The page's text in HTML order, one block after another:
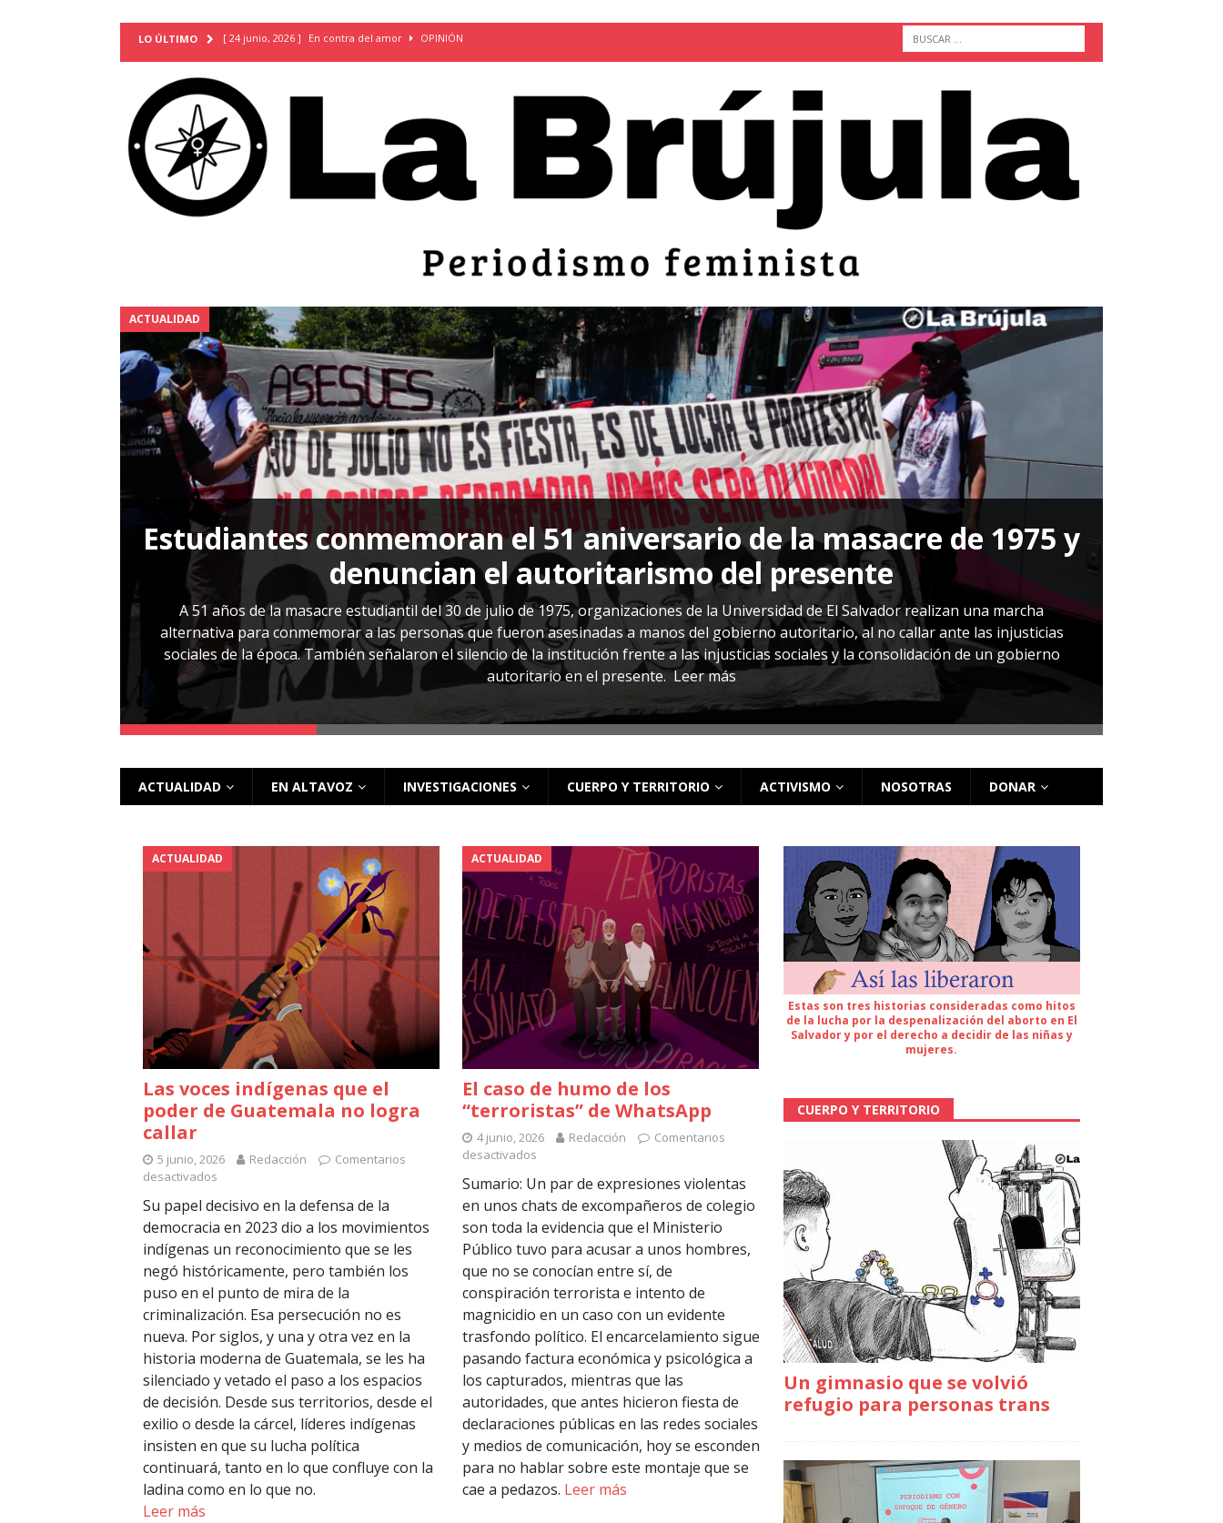
LO ÚLTIMO [ 24 junio, 2026 ] En contra del amor OPINIÓN
TERRITORIO
[ 21 febrero, 2026 ] Cuando la prevención de embarazos en niñas y adolescentes desaparece del territorio
INVESTIGACIONES
[ 31 julio, 2026 ] Estudiantes conmemoran el 51 aniversario de la masacre de 1975 y denuncian el
Piden mantener la libertad provisional de Sandra Leticia Hernández: víctima del régimen de
[ 28 julio, 2026 ] ARENA y FMLN apuestan por mujeres en sus fórmulas presidenciales para 2027
ACTUALIDAD
[ 24 julio, 2026 ] A María Hildaura le falló el Estado OPINIÓN
[ 28 julio, 2026 ] Más allá de los casos: cómo entender el VIH en El Salvador ACTUALIDAD
ACTUALIDAD
Estudiantes conmemoran el 51 aniversario de la masacre de 1975 y
denuncian el autoritarismo del presente
A 51 años de la masacre estudiantil del 30 de julio de 1975, organizaciones de la Universidad de El Salvador realizan una marcha
alternativa para conmemorar a las personas que fueron asesinadas a manos del gobierno autoritario, al no callar ante las injusticias
sociales de la época. También señalaron el silencio de la institución frente a las injusticias sociales y la consolidación de un gobierno
autoritario en el presente.Leer más
ACTUALIDAD EN ALTAVOZ INVESTIGACIONES CUERPO Y TERRITORIO ACTIVISMO NOSOTRAS DONAR
ACTUALIDAD
Las voces indígenas que el
poder de Guatemala no logra
callar
5 junio, 2026 Redacción
Comentarios
desactivados
Su papel decisivo en la defensa de la
democracia en 2023 dio a los movimientos
indígenas un reconocimiento que se les
negó históricamente, pero también los
puso en el punto de mira de la
criminalización. Esa persecución no es
nueva. Por siglos, y una y otra vez en la
historia moderna de Guatemala, se les ha
silenciado y vetado el paso a los espacios
de decisión. Desde sus territorios, desde el
exilio o desde la cárcel, líderes indígenas
insisten en que su lucha política
continuará, tanto en lo que confluye con la
ladina como en lo que no.
Leer más
ACTUALIDAD
El caso de humo de los
“terroristas” de WhatsApp
4 junio, 2026 Redacción
Comentarios
desactivados
Sumario: Un par de expresiones violentas
en unos chats de excompañeros de colegio
son toda la evidencia que el Ministerio
Público tuvo para acusar a unos hombres,
que no se conocían entre sí, de
conspiración terrorista e intento de
magnicidio en un caso con un evidente
trasfondo político. El encarcelamiento sigue
pasando factura económica y psicológica a
los capturados, mientras que las
autoridades, que antes hicieron fiesta de
declaraciones públicas en las redes sociales
y medios de comunicación, hoy se esconden
para no hablar sobre este montaje que se
cae a pedazos. Leer más
Estas son tres historias consideradas como hitos
de la lucha por la despenalización del aborto en El
Salvador y por el derecho a decidir de las niñas y
mujeres.
CUERPO Y TERRITORIO
Un gimnasio que se volvió
refugio para personas trans